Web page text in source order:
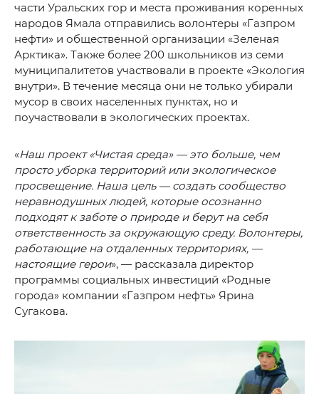
части Уральских гор и места проживания коренных
народов Ямала отправились волонтеры «Газпром
нефти» и общественной организации «Зеленая
Арктика». Также более 200 школьников из семи
муниципалитетов участвовали в проекте «Экология
внутри». В течение месяца они не только убирали
мусор в своих населенных пунктах, но и
поучаствовали в экологических проектах.
«Наш проект «Чистая среда» — это больше, чем
просто уборка территорий или экологическое
просвещение. Наша цель — создать сообщество
неравнодушных людей, которые осознанно
подходят к заботе о природе и берут на себя
ответственность за окружающую среду. Волонтеры,
работающие на отдаленных территориях, —
настоящие герои», — рассказала директор
программы социальных инвестиций «Родные
города» компании «Газпром нефть» Ярина
Сугакова.